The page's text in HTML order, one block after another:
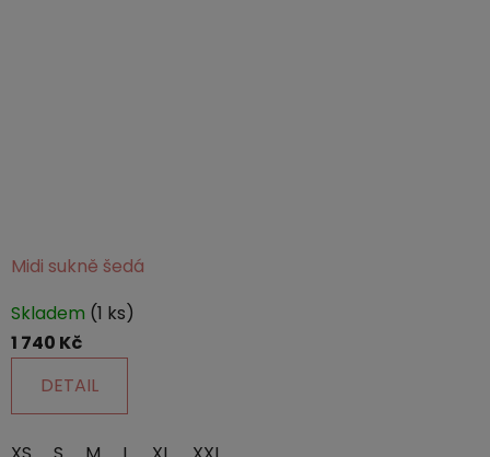
Midi sukně šedá
hodnocení
produktu
5,0
z
Skladem (1 ks)
1 740 Kč
DETAIL